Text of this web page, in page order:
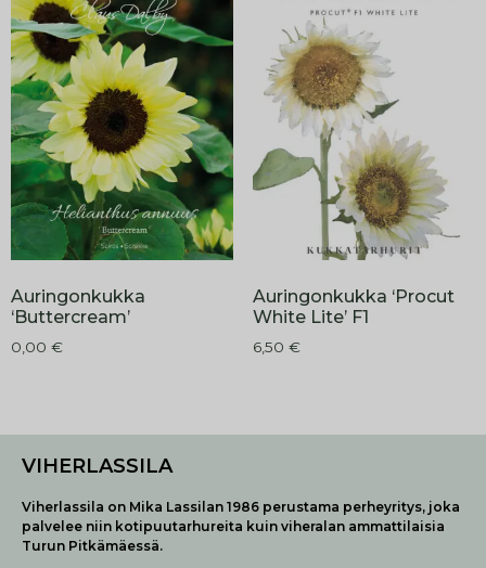
Auringonkukka
‘Buttercream’
0,00 €
Auringonkukka ‘Procut
White Lite’ F1
6,50 €
VIHERLASSILA
Viherlassila on Mika Lassilan 1986 perustama perheyritys, joka
palvelee niin kotipuutarhureita kuin viheralan ammattilaisia
Turun Pitkämäessä.